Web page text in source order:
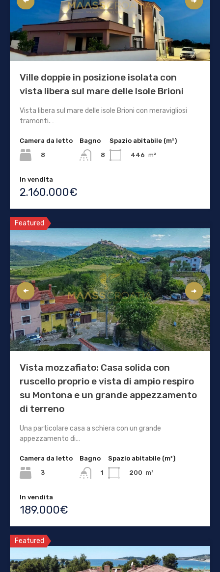
Ville doppie in posizione isolata con
vista libera sul mare delle Isole Brioni
Vista libera sul mare delle isole Brioni con meravigliosi
tramonti.…
Camera da letto
8
Bagno
8
Spazio abitabile (m²)
446 m²
In vendita
2.160.000€
Featured
Vista mozzafiato: Casa solida con
ruscello proprio e vista di ampio respiro
su Montona e un grande appezzamento
di terreno
Una particolare casa a schiera con un grande
appezzamento di…
Camera da letto
3
Bagno
1
Spazio abitabile (m²)
200 m²
In vendita
189.000€
Featured